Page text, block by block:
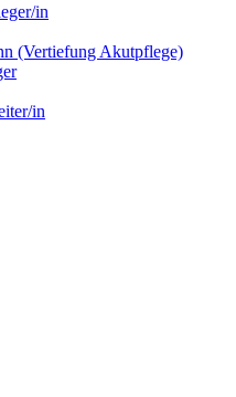
in
(Vertiefung Akutpflege)
in